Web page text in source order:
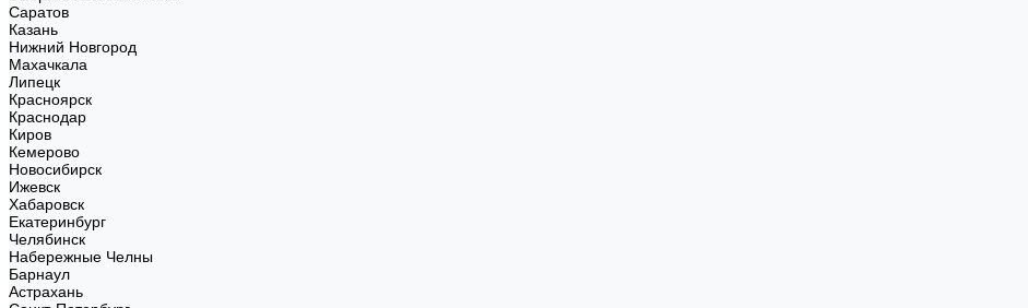
Саратов
Казань
Нижний Новгород
Махачкала
Липецк
Красноярск
Краснодар
Киров
Кемерово
Новосибирск
Ижевск
Хабаровск
Екатеринбург
Челябинск
Набережные Челны
Барнаул
Астрахань